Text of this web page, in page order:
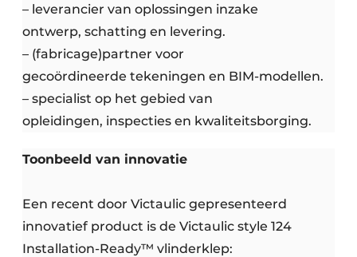
– leverancier van oplossingen inzake
ontwerp, schatting en levering.
– (fabricage)partner voor
gecoördineerde tekeningen en BIM-modellen.
– specialist op het gebied van
opleidingen, inspecties en kwaliteitsborging.
Toonbeeld van innovatie
Een recent door Victaulic gepresenteerd
innovatief product is de Victaulic style 124
Installation-Ready™ vlinderklep: